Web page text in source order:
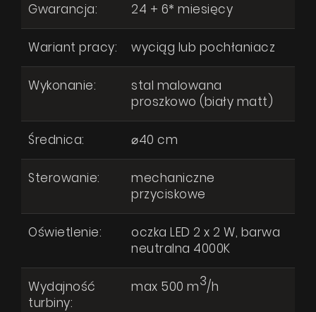
Gwarancja: 24 + 6* miesięcy
Wariant pracy: wyciąg lub pochłaniacz
Wykonanie:
stal malowana
proszkowo (biały matt)
Średnica: ⌀40 cm
Sterowanie:
mechaniczne
przyciskowe
Oświetlenie:
oczka LED 2 x 2 W, barwa
neutralna 4000K
Wydajność
turbiny:
max 500 m3/h